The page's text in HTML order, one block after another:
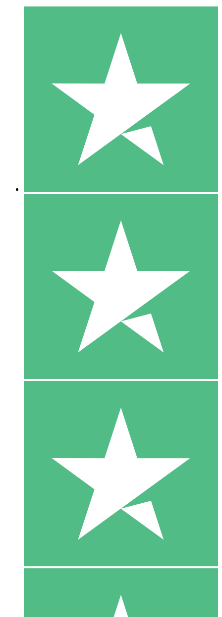
Individuele Creditpakketten
Betaal per gebruik met downloadtegoeden. Geen maandelijkse
1000
10 Downloaden
20 00